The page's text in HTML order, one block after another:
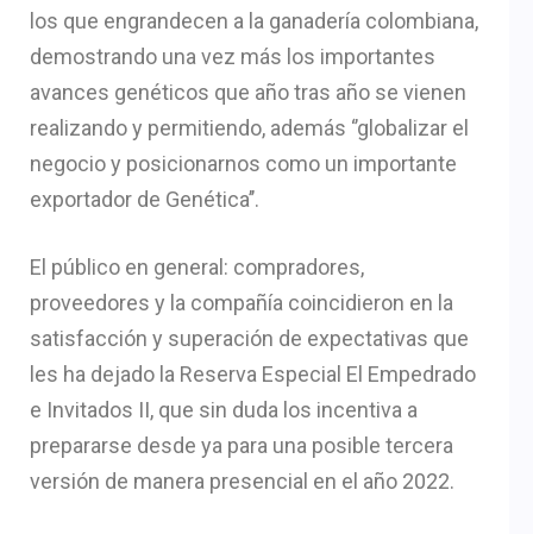
los que engrandecen a la ganadería colombiana,
demostrando una vez más los importantes
avances genéticos que año tras año se vienen
realizando y permitiendo, además ‘’globalizar el
negocio y posicionarnos como un importante
exportador de Genética’’.
El público en general: compradores,
proveedores y la compañía coincidieron en la
satisfacción y superación de expectativas que
les ha dejado la Reserva Especial El Empedrado
e Invitados II, que sin duda los incentiva a
prepararse desde ya para una posible tercera
versión de manera presencial en el año 2022.